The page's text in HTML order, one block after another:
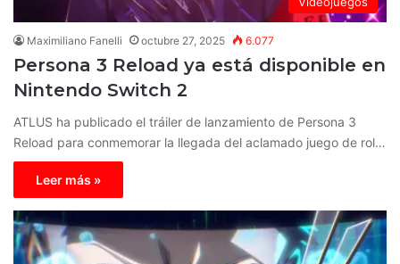
Maximiliano Fanelli octubre 27, 2025 6.077
Persona 3 Reload ya está disponible en
Nintendo Switch 2
ATLUS ha publicado el tráiler de lanzamiento de Persona 3
Reload para conmemorar la llegada del aclamado juego de rol…
Leer más »